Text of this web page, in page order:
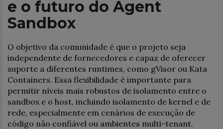
e o futuro do Agent
Sandbox
O objetivo da comunidade é que o projeto seja
independente de fornecedores e capaz de oferecer
suporte a diferentes runtimes, como gVisor ou Kata
Containers. Essa flexibilidade é importante para
permitir níveis mais robustos de isolamento entre o
sandbox e o host, incluindo isolamento de kernel e de
rede, especialmente em cenários de execução de
código não confiável ou ambientes multi-tenant.